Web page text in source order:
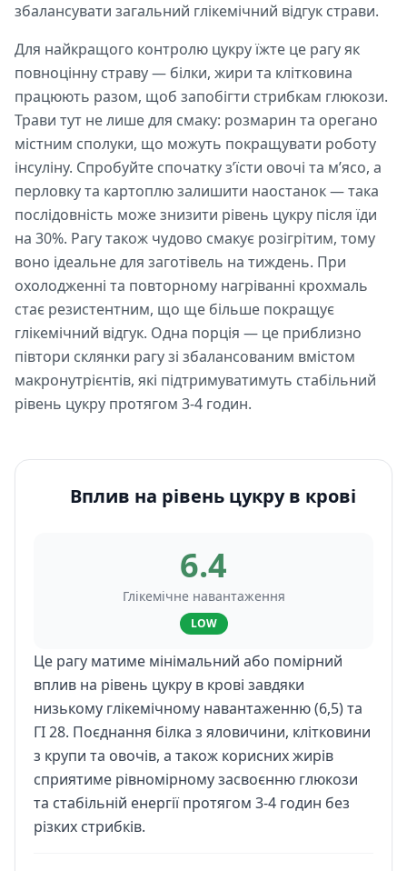
збалансувати загальний глікемічний відгук страви.
Для найкращого контролю цукру їжте це рагу як
повноцінну страву — білки, жири та клітковина
працюють разом, щоб запобігти стрибкам глюкози.
Трави тут не лише для смаку: розмарин та орегано
містним сполуки, що можуть покращувати роботу
інсуліну. Спробуйте спочатку з’їсти овочі та м’ясо, а
перловку та картоплю залишити наостанок — така
послідовність може знизити рівень цукру після їди
на 30%. Рагу також чудово смакує розігрітим, тому
воно ідеальне для заготівель на тиждень. При
охолодженні та повторному нагріванні крохмаль
стає резистентним, що ще більше покращує
глікемічний відгук. Одна порція — це приблизно
півтори склянки рагу зі збалансованим вмістом
макронутрієнтів, які підтримуватимуть стабільний
рівень цукру протягом 3-4 годин.
Вплив на рівень цукру в крові
6.4
Глікемічне навантаження
LOW
Це рагу матиме мінімальний або помірний
вплив на рівень цукру в крові завдяки
низькому глікемічному навантаженню (6,5) та
ГІ 28. Поєднання білка з яловичини, клітковини
з крупи та овочів, а також корисних жирів
сприятиме рівномірному засвоєнню глюкози
та стабільній енергії протягом 3-4 годин без
різких стрибків.